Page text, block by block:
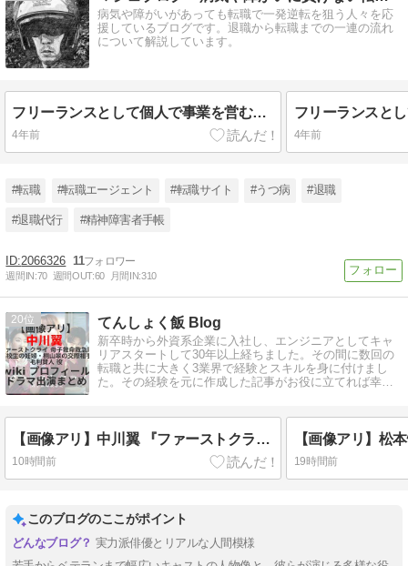
病気や障がいがあっても転職で一発逆転を狙う人々を応
援しているブログです。退職から転職までの一連の流れ
について解説しています。
フリーランスとして個人で事業を営むという働き方と、メリットとデメリットを解説
4年前 4年前
#転職 #転職エージェント #転職サイト #うつ病 #退職
#退職代行 #精神障害者手帳
2066326 11
週間IN:70 週間OUT:60 月間IN:310
20 てんしょく飯 Blog
新卒時から外資系企業に入社し、エンジニアとしてキャ
リアスタートして30年以上経ちました。その間に数回の
転職と共に大きく3業界で経験とスキルを身に付けまし
た。その経験を元に作成した記事がお役に立てれば幸い
【画像アリ】中川翼 『ファーストクライ 母子救命救急班』毛利賢人 役 wiki プロフィール ドラマ出演まとめ
10時間前 19時間前
このブログのここがポイント
実力派俳優とリアルな人間模様